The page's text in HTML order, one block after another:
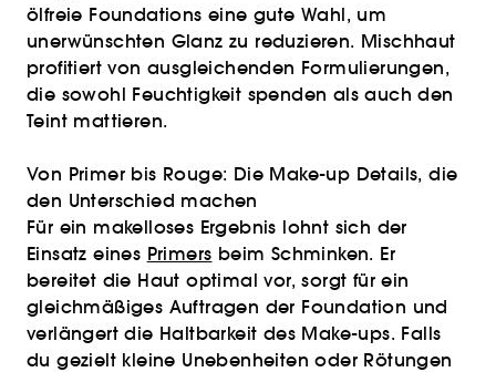
ölfreie Foundations eine gute Wahl, um
unerwünschten Glanz zu reduzieren. Mischhaut
profitiert von ausgleichenden Formulierungen,
die sowohl Feuchtigkeit spenden als auch den
Teint mattieren.
Von Primer bis Rouge: Die Make-up Details, die
den Unterschied machen
Für ein makelloses Ergebnis lohnt sich der
Einsatz eines Primers beim Schminken. Er
bereitet die Haut optimal vor, sorgt für ein
gleichmäßiges Auftragen der Foundation und
verlängert die Haltbarkeit des Make-ups. Falls
du gezielt kleine Unebenheiten oder Rötungen